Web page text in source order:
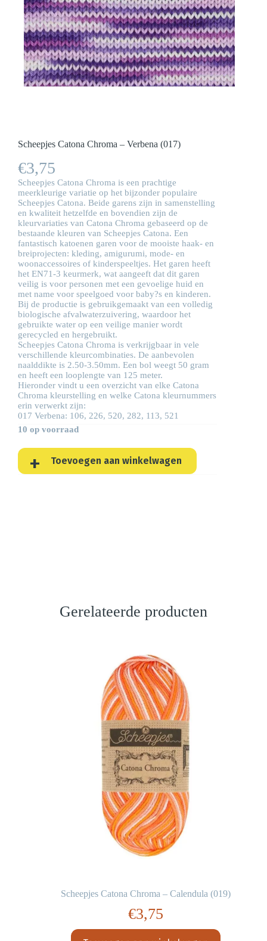
Scheepjes Catona Chroma – Verbena (017)
€3,75
Scheepjes Catona Chroma is een prachtige
meerkleurige variatie op het bijzonder populaire
Scheepjes Catona. Beide garens zijn in samenstelling
en kwaliteit hetzelfde en bovendien zijn de
kleurvariaties van Catona Chroma gebaseerd op de
bestaande kleuren van Scheepjes Catona. Een
fantastisch katoenen garen voor de mooiste haak- en
breiprojecten: kleding, amigurumi, mode- en
woonaccessoires of kinderspeeltjes. Het garen heeft
het EN71-3 keurmerk, wat aangeeft dat dit garen
veilig is voor personen met een gevoelige huid en
met name voor speelgoed voor baby?s en kinderen.
Bij de productie is gebruikgemaakt van een volledig
biologische afvalwaterzuivering, waardoor het
gebruikte water op een veilige manier wordt
gerecycled en hergebruikt.
Scheepjes Catona Chroma is verkrijgbaar in vele
verschillende kleurcombinaties. De aanbevolen
naalddikte is 2.50-3.50mm. Een bol weegt 50 gram
en heeft een looplengte van 125 meter.
Hieronder vindt u een overzicht van elke Catona
Chroma kleurstelling en welke Catona kleurnummers
erin verwerkt zijn:
017 Verbena: 106, 226, 520, 282, 113, 521
10 op voorraad
Toevoegen aan winkelwagen
Gerelateerde producten
Scheepjes Catona Chroma – Calendula (019)
€3,75